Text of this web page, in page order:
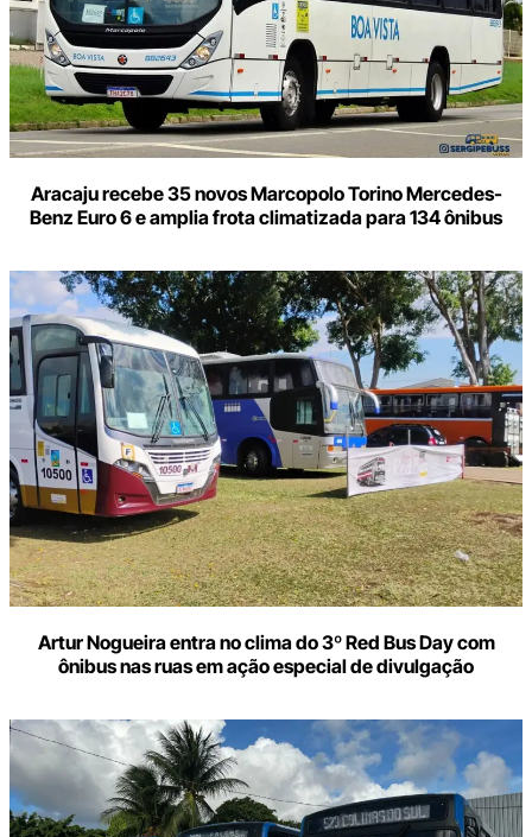
Aracaju recebe 35 novos Marcopolo Torino Mercedes-
Benz Euro 6 e amplia frota climatizada para 134 ônibus
Artur Nogueira entra no clima do 3º Red Bus Day com
ônibus nas ruas em ação especial de divulgação